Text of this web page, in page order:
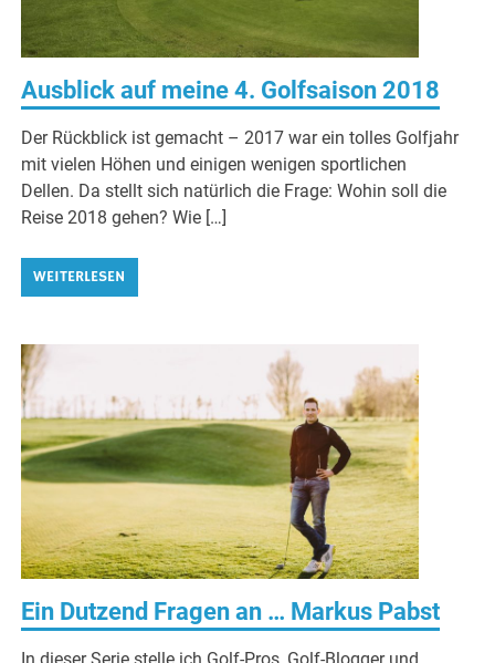
Ausblick auf meine 4. Golfsaison 2018
Der Rückblick ist gemacht – 2017 war ein tolles Golfjahr
mit vielen Höhen und einigen wenigen sportlichen
Dellen. Da stellt sich natürlich die Frage: Wohin soll die
Reise 2018 gehen? Wie […]
WEITERLESEN
Ein Dutzend Fragen an … Markus Pabst
In dieser Serie stelle ich Golf-Pros, Golf-Blogger und